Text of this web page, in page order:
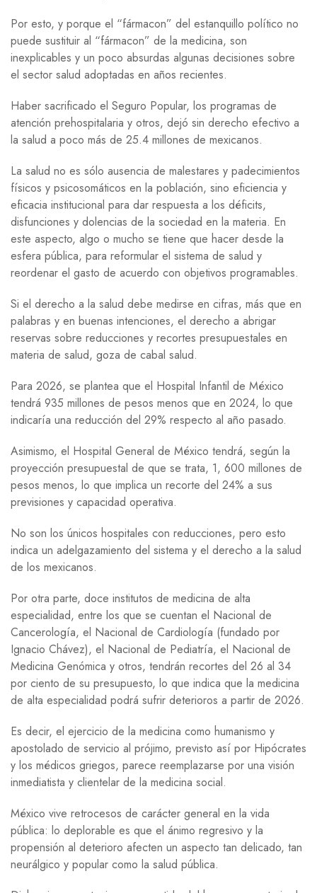
Por esto, y porque el “fármacon” del estanquillo político no
puede sustituir al “fármacon” de la medicina, son
inexplicables y un poco absurdas algunas decisiones sobre
el sector salud adoptadas en años recientes.
Haber sacrificado el Seguro Popular, los programas de
atención prehospitalaria y otros, dejó sin derecho efectivo a
la salud a poco más de 25.4 millones de mexicanos.
La salud no es sólo ausencia de malestares y padecimientos
físicos y psicosomáticos en la población, sino eficiencia y
eficacia institucional para dar respuesta a los déficits,
disfunciones y dolencias de la sociedad en la materia. En
este aspecto, algo o mucho se tiene que hacer desde la
esfera pública, para reformular el sistema de salud y
reordenar el gasto de acuerdo con objetivos programables.
Si el derecho a la salud debe medirse en cifras, más que en
palabras y en buenas intenciones, el derecho a abrigar
reservas sobre reducciones y recortes presupuestales en
materia de salud, goza de cabal salud.
Para 2026, se plantea que el Hospital Infantil de México
tendrá 935 millones de pesos menos que en 2024, lo que
indicaría una reducción del 29% respecto al año pasado.
Asimismo, el Hospital General de México tendrá, según la
proyección presupuestal de que se trata, 1, 600 millones de
pesos menos, lo que implica un recorte del 24% a sus
previsiones y capacidad operativa.
No son los únicos hospitales con reducciones, pero esto
indica un adelgazamiento del sistema y el derecho a la salud
de los mexicanos.
Por otra parte, doce institutos de medicina de alta
especialidad, entre los que se cuentan el Nacional de
Cancerología, el Nacional de Cardiología (fundado por
Ignacio Chávez), el Nacional de Pediatría, el Nacional de
Medicina Genómica y otros, tendrán recortes del 26 al 34
por ciento de su presupuesto, lo que indica que la medicina
de alta especialidad podrá sufrir deterioros a partir de 2026.
Es decir, el ejercicio de la medicina como humanismo y
apostolado de servicio al prójimo, previsto así por Hipócrates
y los médicos griegos, parece reemplazarse por una visión
inmediatista y clientelar de la medicina social.
México vive retrocesos de carácter general en la vida
pública: lo deplorable es que el ánimo regresivo y la
propensión al deterioro afecten un aspecto tan delicado, tan
neurálgico y popular como la salud pública.